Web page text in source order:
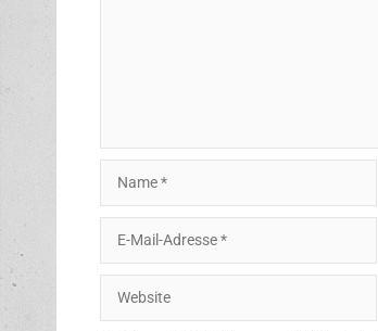
Mail-
Adresse